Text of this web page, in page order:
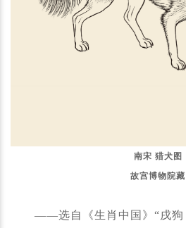
南宋 猎犬图
故宫博物院藏
——选自《生肖中国》“戌狗